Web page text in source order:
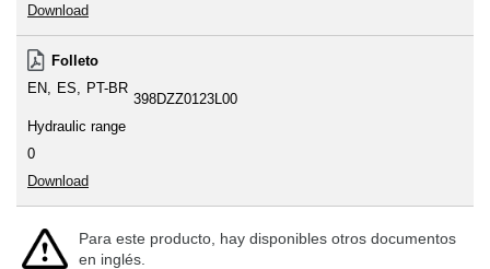
Download
Folleto
EN
ES PT-BR
398DZZ0123L00
Hydraulic range
0
Download
Para este producto, hay disponibles otros documentos
en inglés.